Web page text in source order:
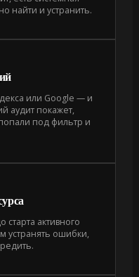
найти и устранить.
или Google — и
аудит покажет,
под фильтр и
старта активного
устранять ошибки,